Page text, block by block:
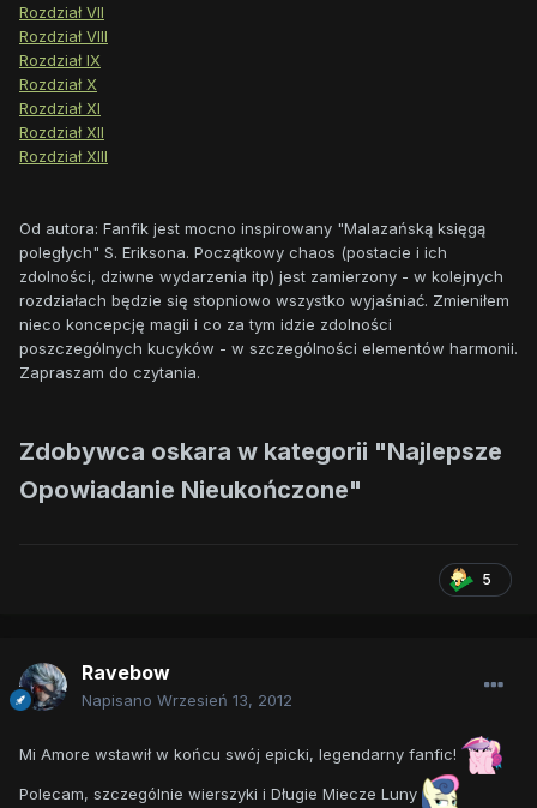
Rozdział VII
Rozdział VIII
Rozdział IX
Rozdział X
Rozdział XI
Rozdział XII
Rozdział XIII
Od autora: Fanfik jest mocno inspirowany "Malazańską księgą
poległych" S. Eriksona. Początkowy chaos (postacie i ich
zdolności, dziwne wydarzenia itp) jest zamierzony - w kolejnych
rozdziałach będzie się stopniowo wszystko wyjaśniać. Zmieniłem
nieco koncepcję magii i co za tym idzie zdolności
poszczególnych kucyków - w szczególności elementów harmonii.
Zapraszam do czytania.
Zdobywca oskara w kategorii "Najlepsze
Opowiadanie Nieukończone"
5
Ravebow
Napisano Wrzesień 13, 2012
Mi Amore wstawił w końcu swój epicki, legendarny fanfic!
Polecam, szczególnie wierszyki i Długie Miecze Luny